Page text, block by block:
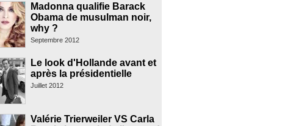
Madonna qualifie Barack
Obama de musulman noir,
why ?
Septembre 2012
Le look d'Hollande avant et
après la présidentielle
Juillet 2012
Valérie Trierweiler VS Carla